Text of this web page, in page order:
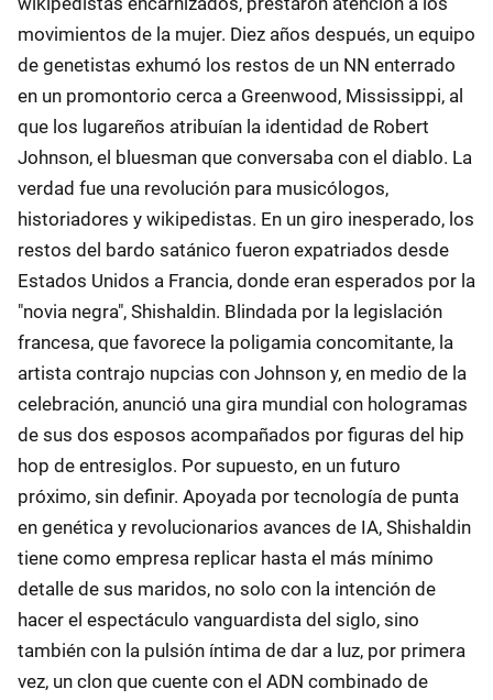
movimientos de la mujer. Diez años después, un equipo
de genetistas exhumó los restos de un NN enterrado
en un promontorio cerca a Greenwood, Mississippi, al
que los lugareños atribuían la identidad de Robert
Johnson, el bluesman que conversaba con el diablo. La
verdad fue una revolución para musicólogos,
historiadores y wikipedistas. En un giro inesperado, los
restos del bardo satánico fueron expatriados desde
Estados Unidos a Francia, donde eran esperados por la
"novia negra", Shishaldin. Blindada por la legislación
francesa, que favorece la poligamia concomitante, la
artista contrajo nupcias con Johnson y, en medio de la
celebración, anunció una gira mundial con hologramas
de sus dos esposos acompañados por figuras del hip
hop de entresiglos. Por supuesto, en un futuro
próximo, sin definir. Apoyada por tecnología de punta
en genética y revolucionarios avances de IA, Shishaldin
tiene como empresa replicar hasta el más mínimo
detalle de sus maridos, no solo con la intención de
hacer el espectáculo vanguardista del siglo, sino
también con la pulsión íntima de dar a luz, por primera
vez, un clon que cuente con el ADN combinado de